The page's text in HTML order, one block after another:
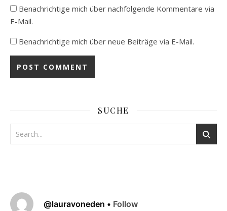
Benachrichtige mich über nachfolgende Kommentare via
E-Mail.
Benachrichtige mich über neue Beiträge via E-Mail.
SUCHE
@lauravoneden • Follow